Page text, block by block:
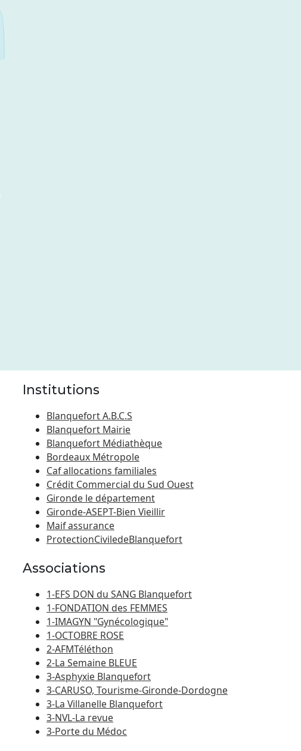
Institutions
Blanquefort A.B.C.S
Blanquefort Mairie
Blanquefort Médiathèque
Bordeaux Métropole
Caf allocations familiales
Crédit Commercial du Sud Ouest
Gironde le département
Gironde-ASEPT-Bien Vieillir
Maif assurance
ProtectionCiviledeBlanquefort
Associations
1-EFS DON du SANG Blanquefort
1-FONDATION des FEMMES
1-IMAGYN "Gynécologique"
1-OCTOBRE ROSE
2-AFMTéléthon
2-La Semaine BLEUE
3-Asphyxie Blanquefort
3-CARUSO, Tourisme-Gironde-Dordogne
3-La Villanelle Blanquefort
3-NVL-La revue
3-Porte du Médoc